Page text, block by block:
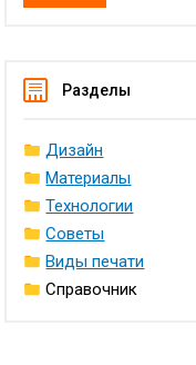
Разделы
Дизайн
Материалы
Технологии
Советы
Виды печати
Справочник